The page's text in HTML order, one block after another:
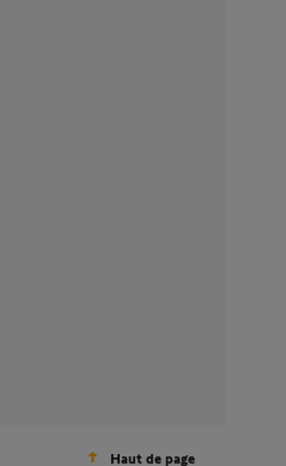
Haut de page